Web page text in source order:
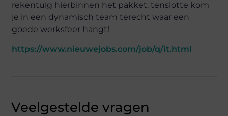
rekentuig hierbinnen het pakket. tenslotte kom
je in een dynamisch team terecht waar een
goede werksfeer hangt!
https://www.nieuwejobs.com/job/q/it.html
Veelgestelde vragen